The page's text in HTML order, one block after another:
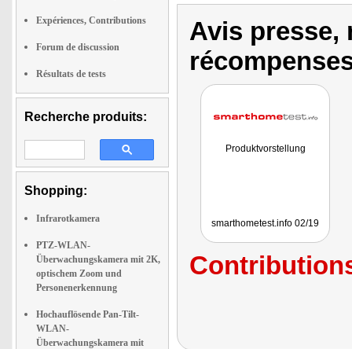
Expériences, Contributions
Forum de discussion
Résultats de tests
Recherche produits:
Shopping:
Infrarotkamera
PTZ-WLAN-
Überwachungskamera mit 2K,
optischem Zoom und
Personenerkennung
Hochauflösende Pan-Tilt-
WLAN-
Überwachungskamera mit
Avis presse,
Produktvorstellung
smarthometest.info 02/19